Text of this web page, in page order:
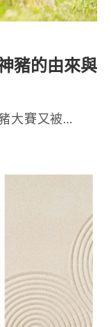
豬的由來與
大賽又被…